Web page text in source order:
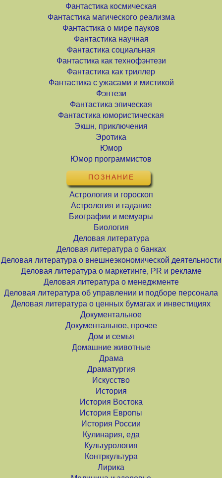
Фантастика космическая
Фантастика магического реализма
Фантастика о мире пауков
Фантастика научная
Фантастика социальная
Фантастика как технофэнтези
Фантастика как триллер
Фантастика с ужасами и мистикой
Фэнтези
Фантастика эпическая
Фантастика юмористическая
Экшн, приключения
Эротика
Юмор
Юмор программистов
ПОЗНАНИЕ
Астрология и гороскоп
Астрология и гадание
Биографии и мемуары
Биология
Деловая литература
Деловая литература о банках
Деловая литература о внешнеэкономической деятельности
Деловая литература о маркетинге, PR и рекламе
Деловая литература о менеджменте
Деловая литература об управлении и подборе персонала
Деловая литература о ценных бумагах и инвестициях
Документальное
Документальное, прочее
Дом и семья
Домашние животные
Драма
Драматургия
Искусство
История
История Востока
История Европы
История России
Кулинария, еда
Культурология
Контркультура
Лирика